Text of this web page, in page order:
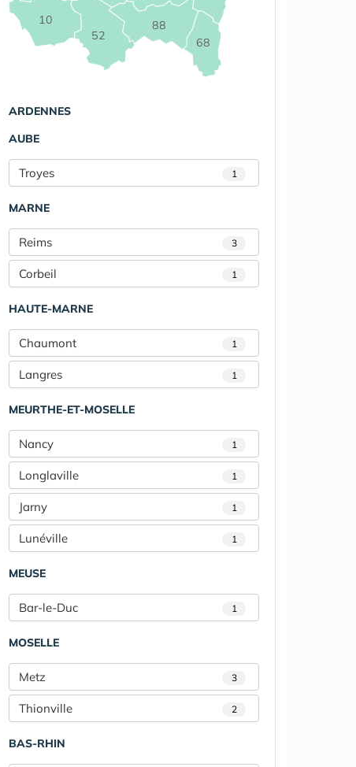
10
52
68
88
ARDENNES
AUBE
Troyes 1
MARNE
Reims 3
Corbeil 1
HAUTE-MARNE
Chaumont 1
Langres 1
MEURTHE-ET-MOSELLE
Nancy 1
Longlaville 1
Jarny 1
Lunéville 1
MEUSE
Bar-le-Duc 1
MOSELLE
Metz 3
Thionville 2
BAS-RHIN